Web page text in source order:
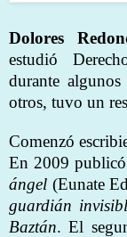
Dolores
estudió
durante
otros, tuvo un
Comenzó
En 2009
ángel (Eunate
guardián
Baztán. El